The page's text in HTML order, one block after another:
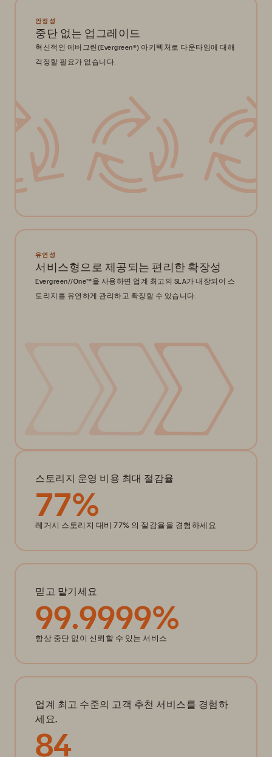
안정성
중단 없는 업그레이드
혁신적인 에버그린(Evergreen®) 아키텍처로 다운타임에 대해
걱정할 필요가 없습니다.
유연성
서비스형으로 제공되는 편리한 확장성
Evergreen//One™을 사용하면 업계 최고의 SLA가 내장되어 스
토리지를 유연하게 관리하고 확장할 수 있습니다.
스토리지 운영 비용 최대 절감율
77%
레거시 스토리지 대비 77% 의 절감율을 경험하세요
믿고 맡기세요
99.9999%
항상 중단 없이 신뢰할 수 있는 서비스
업계 최고 수준의 고객 추천 서비스를 경험하
세요.
84